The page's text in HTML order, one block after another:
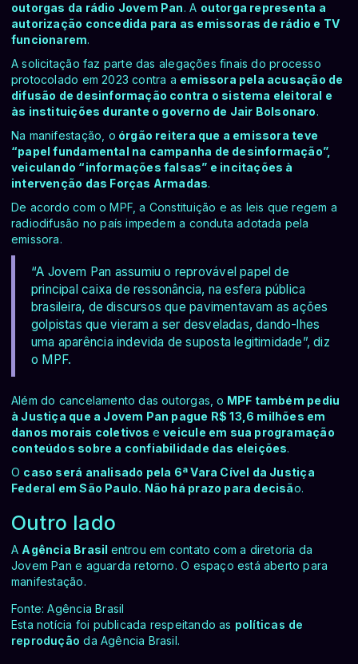
outorgas da rádio Jovem Pan. A outorga representa a
autorização concedida para as emissoras de rádio e TV
funcionarem.
A solicitação faz parte das alegações finais do processo
protocolado em 2023 contra a emissora pela acusação de
difusão de desinformação contra o sistema eleitoral e
às instituições durante o governo de Jair Bolsonaro.
Na manifestação, o órgão reitera que a emissora teve
“papel fundamental na campanha de desinformação”,
veiculando “informações falsas” e incitações à
intervenção das Forças Armadas.
De acordo com o MPF, a Constituição e as leis que regem a
radiodifusão no país impedem a conduta adotada pela
emissora.
“A Jovem Pan assumiu o reprovável papel de
principal caixa de ressonância, na esfera pública
brasileira, de discursos que pavimentavam as ações
golpistas que vieram a ser desveladas, dando-lhes
uma aparência indevida de suposta legitimidade”, diz
o MPF.
Além do cancelamento das outorgas, o MPF também pediu
à Justiça que a Jovem Pan pague R$ 13,6 milhões em
danos morais coletivos eveicule em sua programação
conteúdos sobre a confiabilidade das eleições.
O caso será analisado pela 6ª Vara Cível da Justiça
Federal em São Paulo. Não há prazo para decisão.
Outro lado
A Agência Brasil entrou em contato com a diretoria da
Jovem Pan e aguarda retorno. O espaço está aberto para
manifestação.
Fonte: Agência Brasil
Esta notícia foi publicada respeitando as políticas de
reprodução da Agência Brasil.